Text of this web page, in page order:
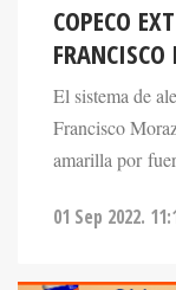
COPECO
El sistema de
Francisco
amarilla por
01 Sep 2022.